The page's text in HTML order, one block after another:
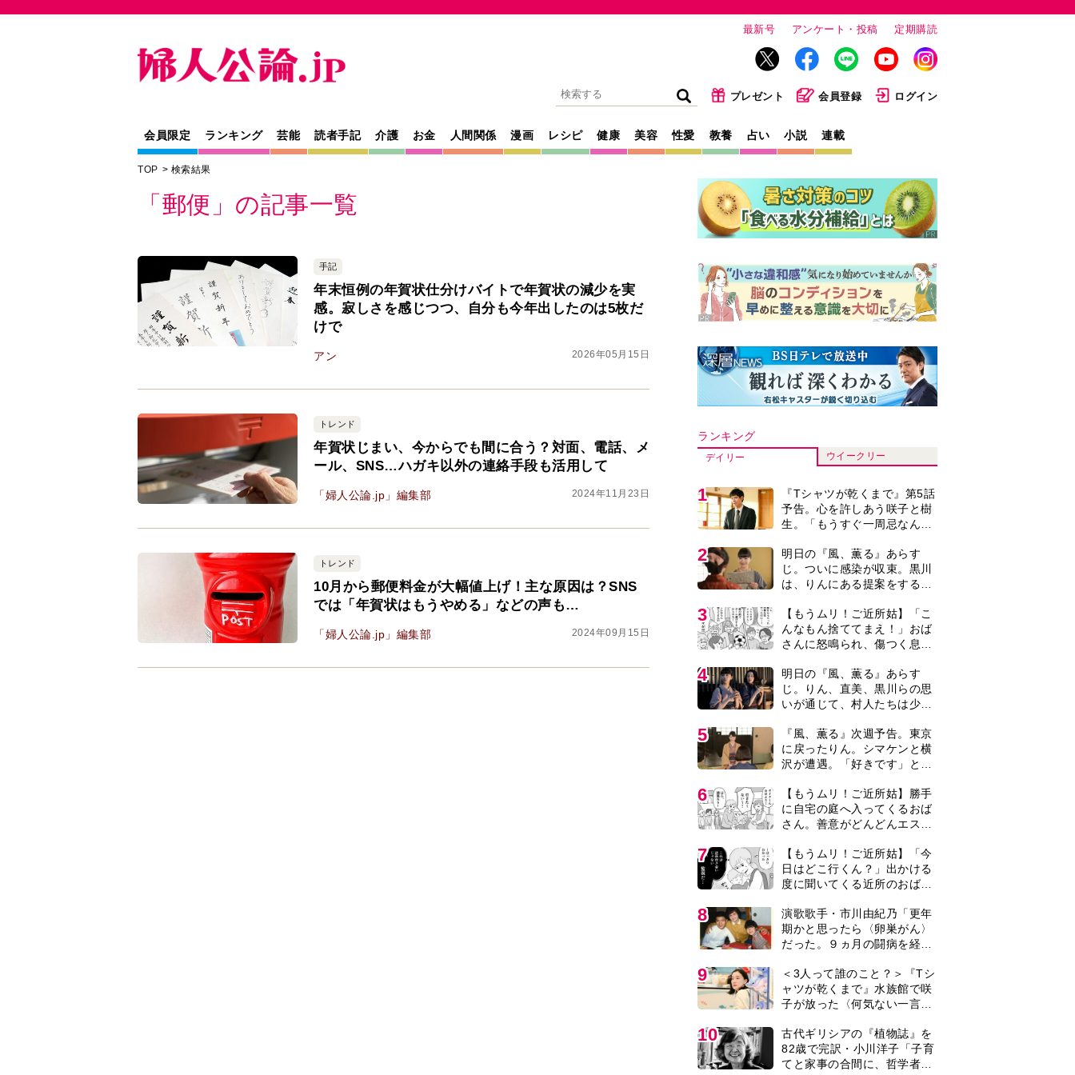
最新号 アンケート・投稿 定期購読
プレゼント 会員登録 ログイン
会員限定 ランキング 芸能 読者手記 介護 お金 人間関係 漫画 レシピ 健康 美容 性愛 教養 占い 小説 連載
TOP 検索結果
「郵便」の記事一覧
手記
年末恒例の年賀状仕分けバイトで年賀状の減少を実
感。寂しさを感じつつ、自分も今年出したのは5枚だ
けで
アン 2026年05月15日
トレンド
年賀状じまい、今からでも間に合う？対面、電話、メ
ール、SNS…ハガキ以外の連絡手段も活用して
「婦人公論.jp」編集部 2024年11月23日
トレンド
10月から郵便料金が大幅値上げ！主な原因は？SNS
では「年賀状はもうやめる」などの声も…
「婦人公論.jp」編集部 2024年09月15日
ランキング
デイリー ウイークリー
1
『Tシャツが乾くまで』第5話
予告。心を許しあう咲子と樹
生。「もうすぐ一周忌なんで
レあり＞
2
明日の『風、薫る』あらす
じ。ついに感染が収束。黒川
は、りんにある提案をする＜
3
【もうムリ！ご近所姑】「こ
んなもん捨ててまえ！」おば
さんに怒鳴られ、傷つく息
【第3話】
4
明日の『風、薫る』あらす
じ。りん、直美、黒川らの思
いが通じて、村人たちは少し
バレあり＞
5
『風、薫る』次週予告。東京
に戻ったりん。シマケンと横
沢が遭遇。「好きです」と告
6
【もうムリ！ご近所姑】勝手
に自宅の庭へ入ってくるおば
さん。善意がどんどんエスカ
7
【もうムリ！ご近所姑】「今
日はどこ行くん？」出かける
度に聞いてくる近所のおばさ
まり…【第1話】
8
演歌歌手・市川由紀乃「更年
期かと思ったら〈卵巣がん〉
だった。９ヵ月の闘病を経て
紙を今も支えに」【2026上半
期BEST】
9
＜3人って誰のこと？＞『Tシ
ャツが乾くまで』水族館で咲
子が放った〈何気ない一言〉
線？」「子どもの話だと…」
10
古代ギリシアの『植物誌』を
82歳で完訳・小川洋子「子育
てと家事の合間に、哲学者テ